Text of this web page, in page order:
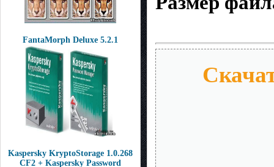
FantaMorph Deluxe 5.2.1
Kaspersky KryptoStorage 1.0.268
CF2 + Kaspersky Password